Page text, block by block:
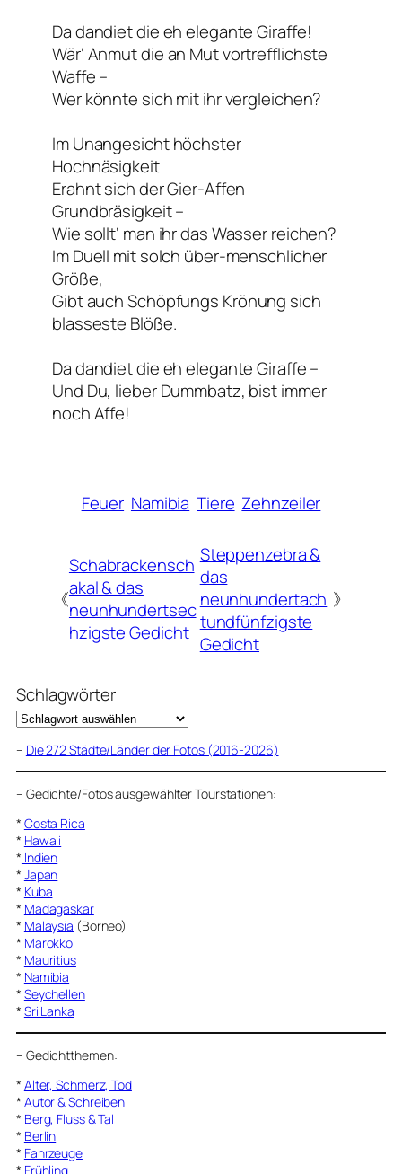
Da dandiet die eh elegante Giraffe!
Wär‘ Anmut die an Mut vortrefflichste
Waffe –
Wer könnte sich mit ihr vergleichen?
Im Unangesicht höchster
Hochnäsigkeit
Erahnt sich der Gier-Affen
Grundbräsigkeit –
Wie sollt‘ man ihr das Wasser reichen?
Im Duell mit solch über-menschlicher
Größe,
Gibt auchSchöpfungs Krönung sich
blasseste Blöße.
Da dandiet die eh elegante Giraffe –
Und Du, lieber Dummbatz, bist immer
noch Affe!
Feuer Namibia Tiere Zehnzeiler
《
Schabrackensch
akal & das
neunhundertsec
hzigste Gedicht
Steppenzebra &
das
neunhundertach
tundfünfzigste
Gedicht
》
Schlagwörter
– Die 272 Städte/Länder der Fotos (2016-2026)
– Gedichte/Fotos ausgewählter Tourstationen:
* Costa Rica
* Hawaii
* Indien
* Japan
* Kuba
* Madagaskar
* Malaysia (Borneo)
* Marokko
* Mauritius
* Namibia
* Seychellen
* Sri Lanka
– Gedichtthemen:
* Alter, Schmerz, Tod
* Autor & Schreiben
* Berg, Fluss & Tal
* Berlin
* Fahrzeuge
* Frühling